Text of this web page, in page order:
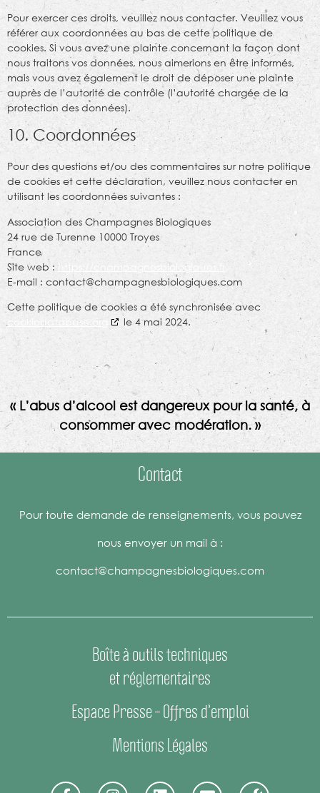
Pour exercer ces droits, veuillez nous contacter. Veuillez vous
référer aux coordonnées au bas de cette politique de
cookies. Si vous avez une plainte concernant la façon dont
nous traitons vos données, nous aimerions en être informés,
mais vous avez également le droit de déposer une plainte
auprès de l’autorité de contrôle (l’autorité chargée de la
protection des données).
10. Coordonnées
Pour des questions et/ou des commentaires sur notre politique
de cookies et cette déclaration, veuillez nous contacter en
utilisant les coordonnées suivantes :
Association des Champagnes Biologiques
24 rue de Turenne 10000 Troyes
France
Site web :https://champagnesbiologiques.fr
E-mail : contact@champagnesbiologiques.com
Cette politique de cookies a été synchronisée avec
cookiedatabase.org
le 4 mai 2024.
« L’abus d’alcool est dangereux pour la santé, à
consommer avec modération. »
Contact
Pour toute demande de renseignements, vous pouvez
nous envoyer un mail à :
contact@champagnesbiologiques.com
Boîte à outils techniques
et réglementaires
Espace Presse–Offres d’emploi
Mentions Légales